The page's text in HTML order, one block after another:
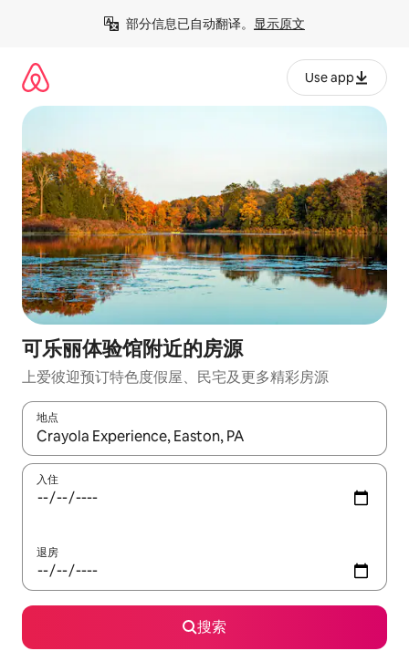
部分信息已自动翻译。 显示原文
Use app
可乐丽体验馆附近的房源
上爱彼迎预订特色度假屋、民宅及更多精彩房源
地点
如有搜索结果，请使用上下方向键查看，或通过点击或滑动手势
入住
退房
搜索